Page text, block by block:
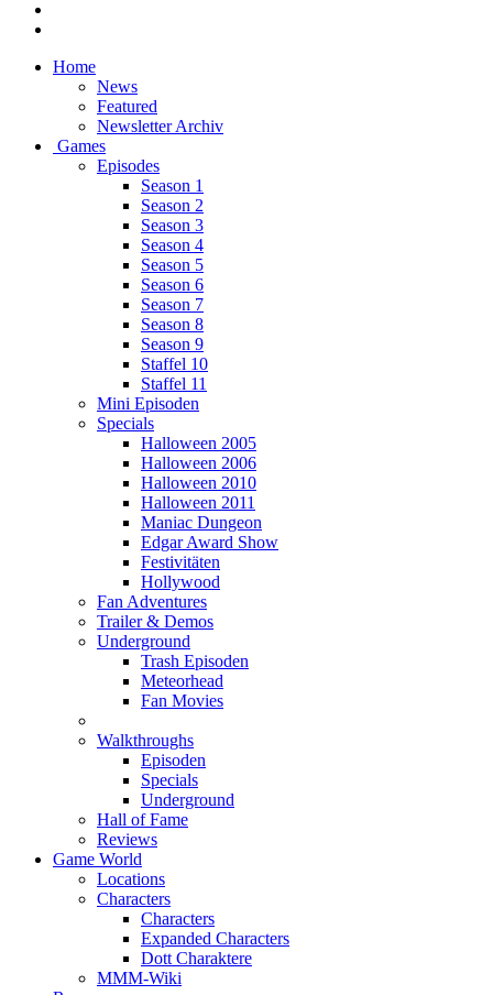
Home
News
Featured
Newsletter Archiv
Games
Episodes
Season 1
Season 2
Season 3
Season 4
Season 5
Season 6
Season 7
Season 8
Season 9
Staffel 10
Staffel 11
Mini Episoden
Specials
Halloween 2005
Halloween 2006
Halloween 2010
Halloween 2011
Maniac Dungeon
Edgar Award Show
Festivitäten
Hollywood
Fan Adventures
Trailer & Demos
Underground
Trash Episoden
Meteorhead
Fan Movies
Walkthroughs
Episoden
Specials
Underground
Hall of Fame
Reviews
Game World
Locations
Characters
Characters
Expanded Characters
Dott Charaktere
MMM-Wiki